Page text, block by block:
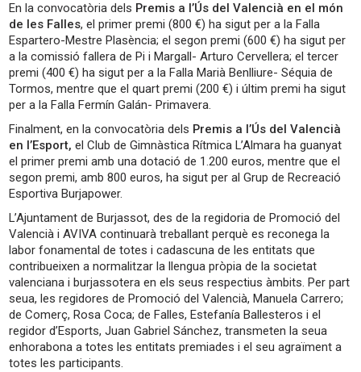
En la convocatòria dels Premis a l’Ús del Valencià en el món
de les Falles, el primer premi (800 €) ha sigut per a la Falla
Espartero-Mestre Plasència; el segon premi (600 €) ha sigut per
a la comissió fallera de Pi i Margall- Arturo Cervellera; el tercer
premi (400 €) ha sigut per a la Falla Marià Benlliure- Séquia de
Tormos, mentre que el quart premi (200 €) i últim premi ha sigut
per a la Falla Fermín Galán- Primavera.
Finalment, en la convocatòria dels Premis a l’Ús del Valencià
en l’Esport, el Club de Gimnàstica Rítmica L’Almara ha guanyat
el primer premi amb una dotació de 1.200 euros, mentre que el
segon premi, amb 800 euros, ha sigut per al Grup de Recreació
Esportiva Burjapower.
L’Ajuntament de Burjassot, des de la regidoria de Promoció del
Valencià i AVIVA continuarà treballant perquè es reconega la
labor fonamental de totes i cadascuna de les entitats que
contribueixen a normalitzar la llengua pròpia de la societat
valenciana i burjassotera en els seus respectius àmbits. Per part
seua, les regidores de Promoció del Valencià, Manuela Carrero;
de Comerç, Rosa Coca; de Falles, Estefanía Ballesteros i el
regidor d’Esports, Juan Gabriel Sánchez, transmeten la seua
enhorabona a totes les entitats premiades i el seu agraïment a
totes les participants.